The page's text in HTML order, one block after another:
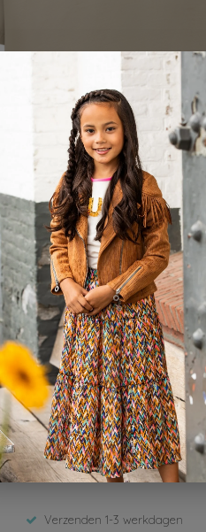
Verzenden 1-3 werkdagen